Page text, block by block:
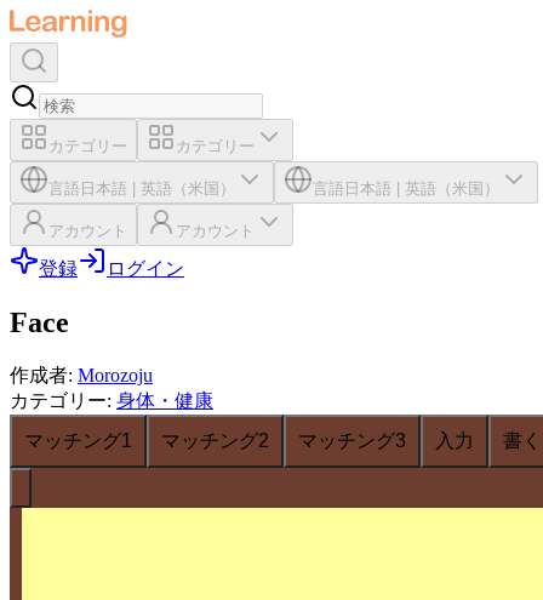
カテゴリー カテゴリー
言語 日本語 英語（米国） 言語 日本語 英語（米国）
アカウント アカウント
登録 ログイン
Face
作成者: Morozoju
カテゴリー: 身体・健康
マッチング1
マッチング2 マッチング3 入力 書く